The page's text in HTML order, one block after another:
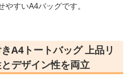
すいA4バッグです。
A4トートバッグ 上品リ
デザイン性を両立